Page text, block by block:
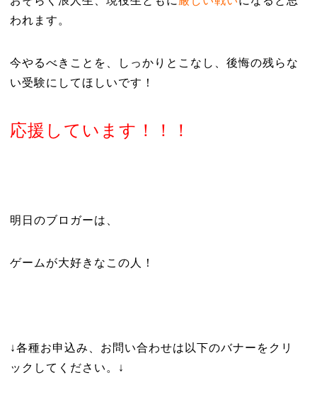
われます。
今やるべきことを、しっかりとこなし、後悔の残らな
い受験にしてほしいです！
応援しています！！！
明日のブロガーは、
ゲームが大好きなこの人！
↓各種お申込み、お問い合わせは以下のバナーをクリ
ックしてください。↓